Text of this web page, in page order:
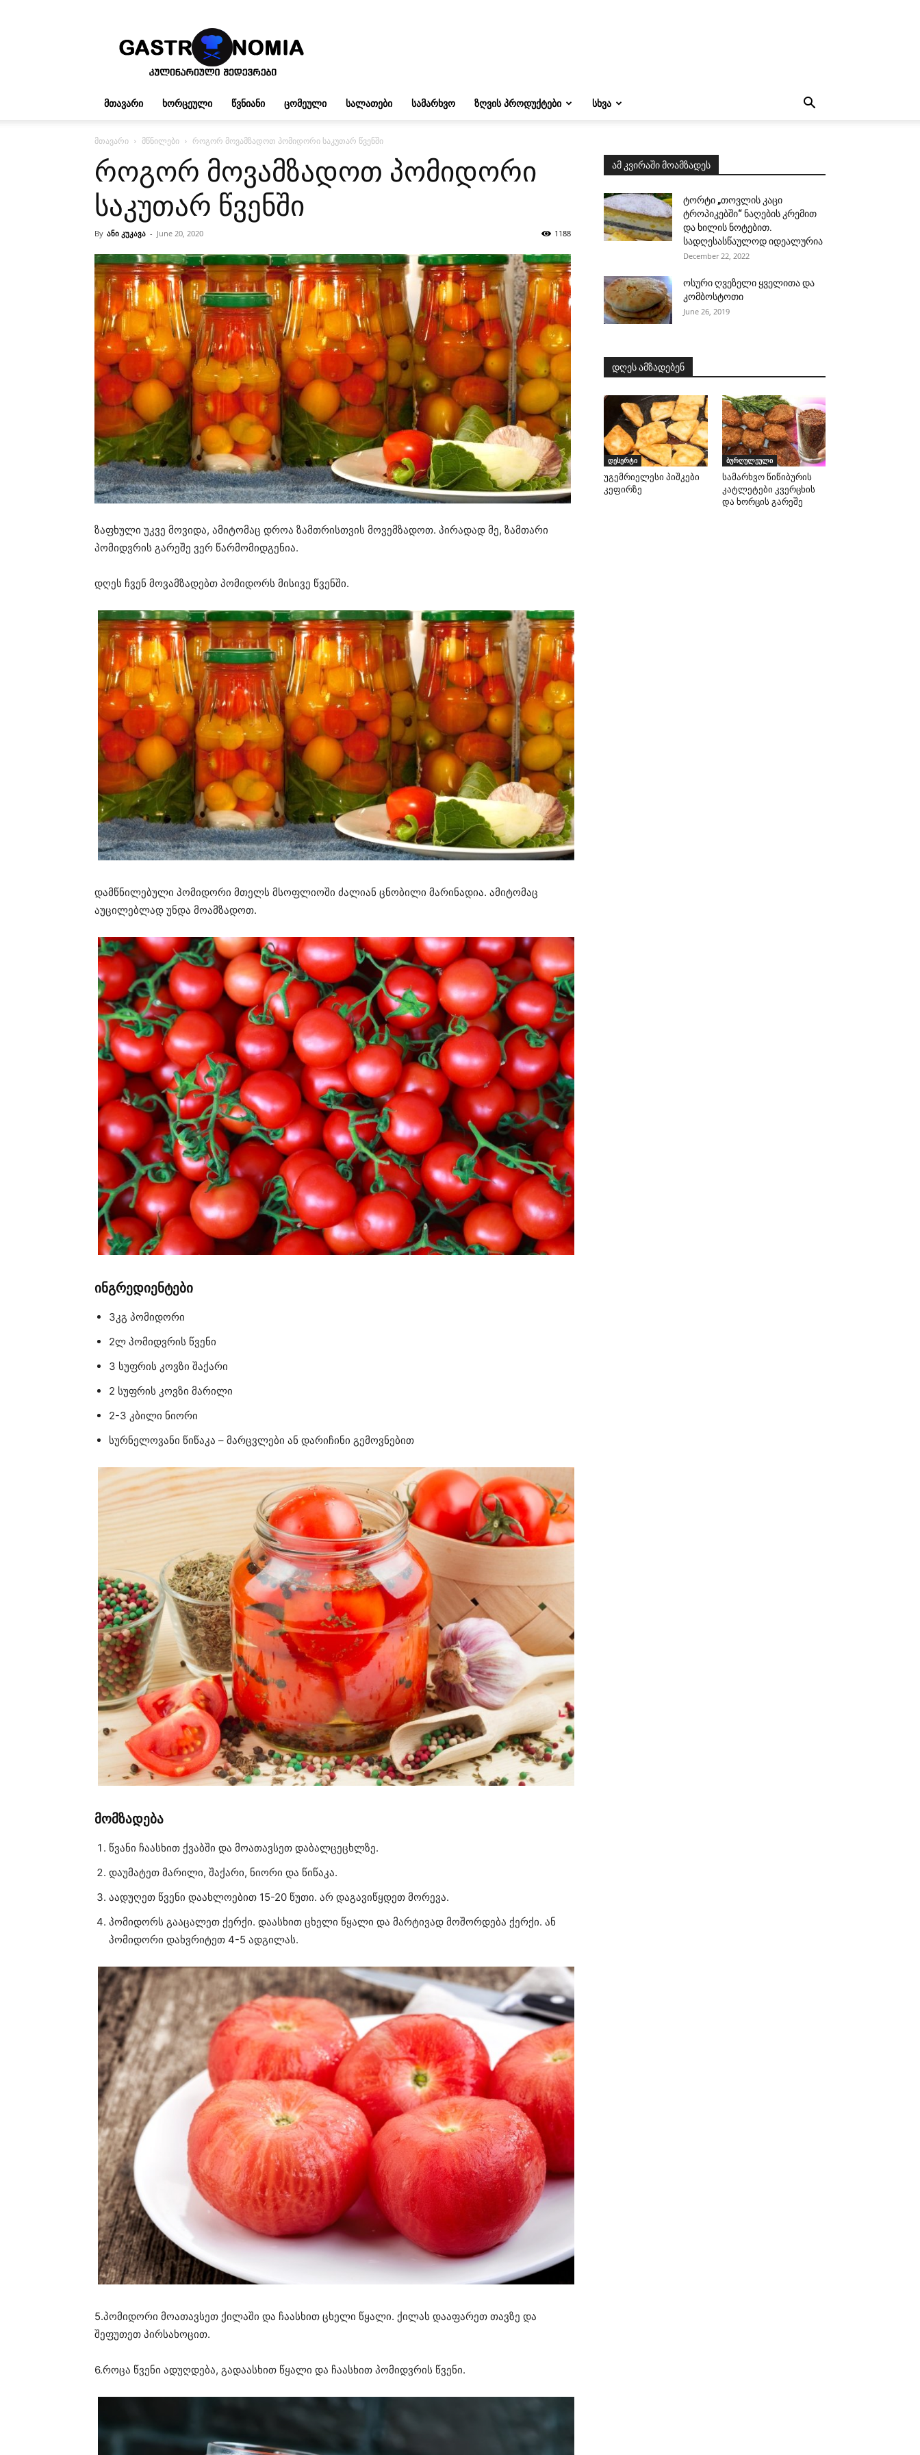
გასტრონომია
ᲛᲗᲐᲕᲐᲠᲘ ᲮᲝᲠᲪᲔᲣᲚᲘ ᲬᲕᲜᲘᲐᲜᲘ ᲪᲝᲛᲔᲣᲚᲘ ᲡᲐᲚᲐᲗᲔᲑᲘ ᲡᲐᲛᲐᲠᲮᲕᲝ ᲖᲦᲕᲘᲡ ᲞᲠᲝᲓᲣᲥᲢᲔᲑᲘ ᲡᲮᲕᲐ
მთავარი მწნილები როგორ მოვამზადოთ პომიდორი საკუთარ წვენში
როგორ მოვამზადოთ პომიდორი
საკუთარ წვენში
By ანი კუკავა - June 20, 2020 1188
ზაფხული უკვე მოვიდა, ამიტომაც დროა ზამთრისთვის მოვემზადოთ. პირადად მე, ზამთარი
პომიდვრის გარეშე ვერ წარმომიდგენია.
დღეს ჩვენ მოვამზადებთ პომიდორს მისივე წვენში.
დამწნილებული პომიდორი მთელს მსოფლიოში ძალიან ცნობილი მარინადია. ამიტომაც
აუცილებლად უნდა მოამზადოთ.
ინგრედიენტები
3კგ პომიდორი
2ლ პომიდვრის წვენი
3 სუფრის კოვზი შაქარი
2 სუფრის კოვზი მარილი
2-3 კბილი ნიორი
სურნელოვანი წიწაკა – მარცვლები ან დარიჩინი გემოვნებით
მომზადება
წვანი ჩაასხით ქვაბში და მოათავსეთ დაბალცეცხლზე.
დაუმატეთ მარილი, შაქარი, ნიორი და წიწაკა.
აადუღეთ წვენი დაახლოებით 15-20 წუთი. არ დაგავიწყდეთ მორევა.
პომიდორს გააცალეთ ქერქი. დაასხით ცხელი წყალი და მარტივად მოშორდება ქერქი. ან
პომიდორი დახვრიტეთ 4-5 ადგილას.
5.პომიდორი მოათავსეთ ქილაში და ჩაასხით ცხელი წყალი. ქილას დააფარეთ თავზე და
შეფუთეთ პირსახოცით.
6.როცა წვენი ადუღდება, გადაასხით წყალი და ჩაასხით პომიდვრის წვენი.
ამ კვირაში მოამზადეს
ტორტი „თოვლის კაცი
ტროპიკებში“ ნაღების კრემით
და ხილის ნოტებით.
სადღესასწაულოდ იდეალურია
December 22, 2022
ოსური ღვეზელი ყველითა და
კომბოსტოთი
June 26, 2019
დღეს ამზადებენ
დესერტი
უგემრიელესი პიშკები
კეფირზე
ბურღულეული
სამარხვო წიწიბურის
კატლეტები კვერცხის
და ხორცის გარეშე